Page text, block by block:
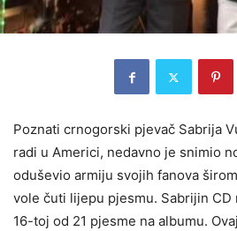
Poznati crnogorski pjevač Sabrija
radi u Americi, nedavno je snimio
oduševio armiju svojih fanova
vole čuti lijepu pjesmu. Sabrijin CD
16-toj od 21 pjesme na albumu.